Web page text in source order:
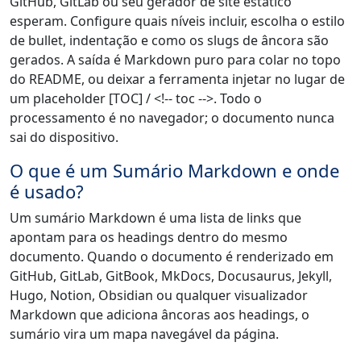
esperam. Configure quais níveis incluir, escolha o estilo
de bullet, indentação e como os slugs de âncora são
gerados. A saída é Markdown puro para colar no topo
do README, ou deixar a ferramenta injetar no lugar de
um placeholder [TOC] / <!-- toc -->. Todo o
processamento é no navegador; o documento nunca
sai do dispositivo.
O que é um Sumário Markdown e onde
é usado?
Um sumário Markdown é uma lista de links que
apontam para os headings dentro do mesmo
documento. Quando o documento é renderizado em
GitHub, GitLab, GitBook, MkDocs, Docusaurus, Jekyll,
Hugo, Notion, Obsidian ou qualquer visualizador
Markdown que adiciona âncoras aos headings, o
sumário vira um mapa navegável da página.